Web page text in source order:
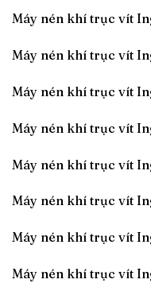
Máy nén khí trục vít
Máy nén khí trục vít
Máy nén khí trục vít
Máy nén khí trục vít
Máy nén khí trục vít
Máy nén khí trục vít
Máy nén khí trục vít
Máy nén khí trục vít